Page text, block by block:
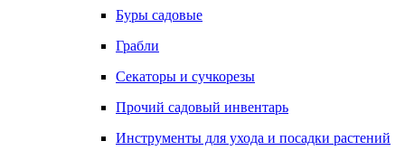
Буры садовые
Грабли
Секаторы и сучкорезы
Прочий садовый инвентарь
Инструменты для ухода и посадки растений